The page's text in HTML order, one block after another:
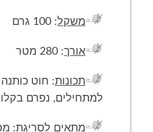
משקל: 100 גרם
אורך: 280 מטר
תכונות: חוט
למתחילים, נפרם
מתאים לסריגת: